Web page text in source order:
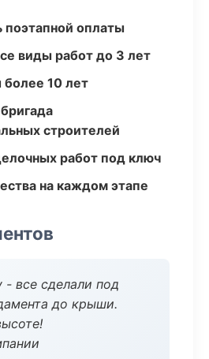
оплаты
виды работ до 3 лет
10 лет
строителей
работ под ключ
на каждом этапе
- все сделали под
до крыши.